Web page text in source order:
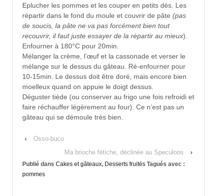
Eplucher les pommes et les couper en petits dés. Les
répartir dans le fond du moule et couvrir de pâte (pas
de soucis, la pâte ne va pas forcément bien tout
recouvrir, il faut juste essayer de la répartir au mieux).
Enfourner à 180°C pour 20min.
Mélanger la crème, l’œuf et la cassonade et verser le
mélange sur le dessus du gâteau. Ré-enfourner pour
10-15min. Le dessus doit être doré, mais encore bien
moelleux quand on appuie le doigt dessus.
Déguster tiède (ou conserver au frigo une fois refroidi et
faire réchauffer légèrement au four). Ce n’est pas un
gâteau qui se démoule très bien.
‹
Osso-buco
Ma brioche fétiche, déclinée au Speculoos
›
Publié dans Cakes et gâteaux, Desserts fruités Tagués avec :
pommes